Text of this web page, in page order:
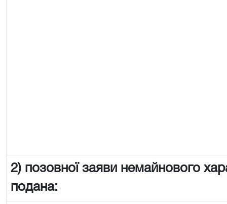
2) позовної заяви немайнового
подана: